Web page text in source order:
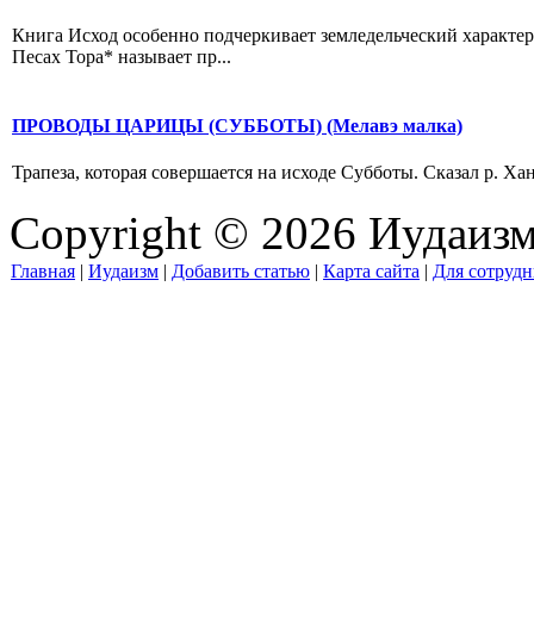
Книга Исход особенно подчеркивает земледельческий
Песах Тора* называет пр...
ПРОВОДЫ ЦАРИЦЫ (СУББОТЫ) (Мелавэ малка)
Трапеза, которая совершается на исходе Субботы. Сказал р.
Copyright © 2026
Главная | Иудаизм | Добавить статью | Карта сайта | Для